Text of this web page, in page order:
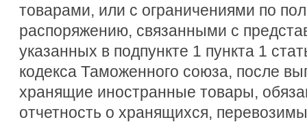
товарами, или с ограничениями по
распоряжению, связанными с
указанных в подпункте 1 пункта 1
кодекса Таможенного союза, после
хранящие иностранные товары,
отчетность о хранящихся,